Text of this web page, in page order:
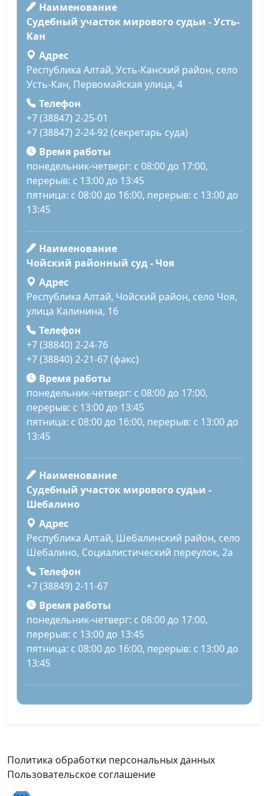
Наименование
Судебный участок мирового судьи - Усть-
Кан
Адрес
Республика Алтай, Усть-Канский район, село
Усть-Кан, Первомайская улица, 4
Телефон
+7 (38847) 2-25-01
+7 (38847) 2-24-92 (секретарь суда)
Время работы
понедельник-четверг: с 08:00 до 17:00,
перерыв: с 13:00 до 13:45
пятница: с 08:00 до 16:00, перерыв: с 13:00 до
13:45
Наименование
Чойский районный суд - Чоя
Адрес
Республика Алтай, Чойский район, село Чоя,
улица Калинина, 16
Телефон
+7 (38840) 2-24-76
+7 (38840) 2-21-67 (факс)
Время работы
понедельник-четверг: с 08:00 до 17:00,
перерыв: с 13:00 до 13:45
пятница: с 08:00 до 16:00, перерыв: с 13:00 до
13:45
Наименование
Судебный участок мирового судьи -
Шебалино
Адрес
Республика Алтай, Шебалинский район, село
Шебалино, Социалистический переулок, 2а
Телефон
+7 (38849) 2-11-67
Время работы
понедельник-четверг: с 08:00 до 17:00,
перерыв: с 13:00 до 13:45
пятница: с 08:00 до 16:00, перерыв: с 13:00 до
13:45
Политика обработки персональных данных
Пользовательское соглашение